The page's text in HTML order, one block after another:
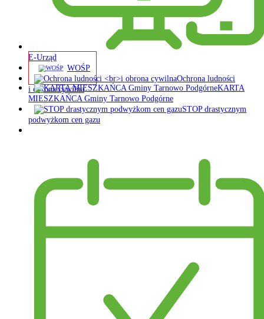
E-Urząd
WOŚP
Ochrona ludności
i obrona cywilna
KARTA
MIESZKAŃCA Gminy Tarnowo Podgórne
STOP drastycznym
podwyżkom cen gazu